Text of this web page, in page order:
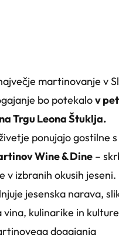
martinovanje v
bo potekalov
Trgu Leona Štuklja.
ponujajo gostilne
Wine & Dine–
v izbranih okusih jeseni.
jesenska narava,
vina, kulinarike in
dogajanja